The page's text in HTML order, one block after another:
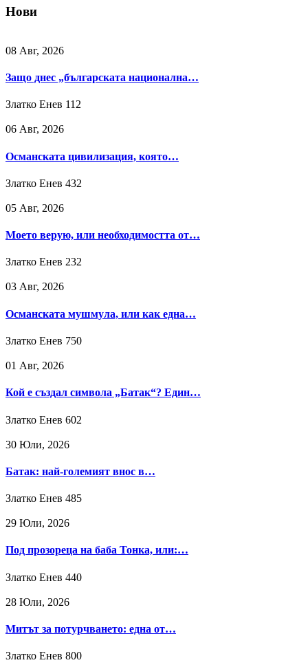
Нови
08 Авг, 2026
Защо днес „българската национална…
Златко Енев 112
06 Авг, 2026
Османската цивилизация, която…
Златко Енев 432
05 Авг, 2026
Моето верую, или необходимостта от…
Златко Енев 232
03 Авг, 2026
Османската мушмула, или как една…
Златко Енев 750
01 Авг, 2026
Кой е създал символа „Батак“? Един…
Златко Енев 602
30 Юли, 2026
Батак: най-големият внос в…
Златко Енев 485
29 Юли, 2026
Под прозореца на баба Тонка, или:…
Златко Енев 440
28 Юли, 2026
Митът за потурчването: една от…
Златко Енев 800